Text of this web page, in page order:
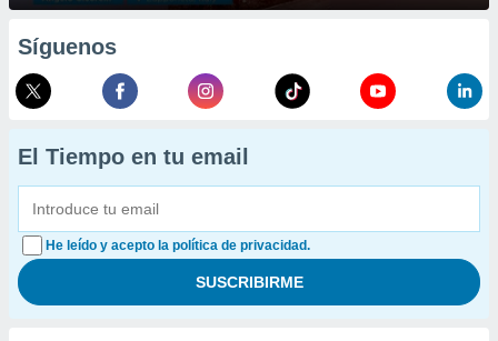
Síguenos
El Tiempo en tu email
He leído y acepto la política de privacidad.